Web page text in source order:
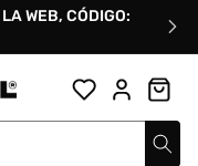
WEB, CÓDIGO: